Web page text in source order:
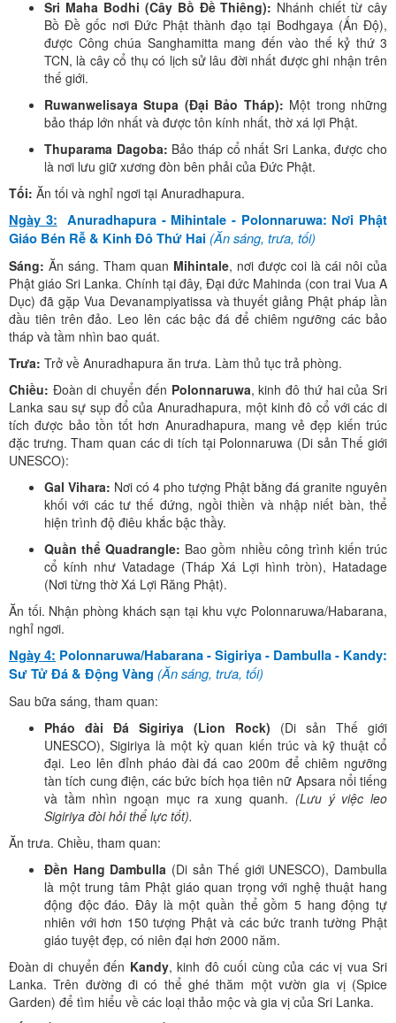
Sri Maha Bodhi (Cây Bồ Đề Thiêng): Nhánh chiết từ cây
Bồ Đề gốc nơi Đức Phật thành đạo tại Bodhgaya (Ấn Độ),
được Công chúa Sanghamitta mang đến vào thế kỷ thứ 3
TCN, là cây cổ thụ có lịch sử lâu đời nhất được ghi nhận trên
thế giới.
Ruwanwelisaya Stupa (Đại Bảo Tháp): Một trong những
bảo tháp lớn nhất và được tôn kính nhất, thờ xá lợi Phật.
Thuparama Dagoba: Bảo tháp cổ nhất Sri Lanka, được cho
là nơi lưu giữ xương đòn bên phải của Đức Phật.
Tối: Ăn tối và nghỉ ngơi tại Anuradhapura.
Ngày 3: Anuradhapura - Mihintale - Polonnaruwa: Nơi Phật
Giáo Bén Rễ & Kinh Đô Thứ Hai (Ăn sáng, trưa, tối)
Sáng: Ăn sáng. Tham quan Mihintale, nơi được coi là cái nôi của
Phật giáo Sri Lanka. Chính tại đây, Đại đức Mahinda (con trai Vua A
Dục) đã gặp Vua Devanampiyatissa và thuyết giảng Phật pháp lần
đầu tiên trên đảo. Leo lên các bậc đá để chiêm ngưỡng các bảo
tháp và tầm nhìn bao quát.
Trưa: Trở về Anuradhapura ăn trưa. Làm thủ tục trả phòng.
Chiều: Đoàn di chuyển đến Polonnaruwa, kinh đô thứ hai của Sri
Lanka sau sự sụp đổ của Anuradhapura, một kinh đô cổ với các di
tích được bảo tồn tốt hơn Anuradhapura, mang vẻ đẹp kiến trúc
đặc trưng. Tham quan các di tích tại Polonnaruwa (Di sản Thế giới
UNESCO):
Gal Vihara: Nơi có 4 pho tượng Phật bằng đá granite nguyên
khối với các tư thế đứng, ngồi thiền và nhập niết bàn, thể
hiện trình độ điêu khắc bậc thầy.
Quần thể Quadrangle: Bao gồm nhiều công trình kiến trúc
cổ kính như Vatadage (Tháp Xá Lợi hình tròn), Hatadage
(Nơi từng thờ Xá Lợi Răng Phật).
Ăn tối. Nhận phòng khách sạn tại khu vực Polonnaruwa/Habarana,
nghỉ ngơi.
Ngày 4: Polonnaruwa/Habarana - Sigiriya - Dambulla - Kandy:
Sư Tử Đá & Động Vàng (Ăn sáng, trưa, tối)
Sau bữa sáng, tham quan:
Pháo đài Đá Sigiriya (Lion Rock) (Di sản Thế giới
UNESCO), Sigiriya là một kỳ quan kiến trúc và kỹ thuật cổ
đại. Leo lên đỉnh pháo đài đá cao 200m để chiêm ngưỡng
tàn tích cung điện, các bức bích họa tiên nữ Apsara nổi tiếng
và tầm nhìn ngoạn mục ra xung quanh. (Lưu ý việc leo
Sigiriya đòi hỏi thể lực tốt).
Ăn trưa. Chiều, tham quan:
Đền Hang Dambulla (Di sản Thế giới UNESCO), Dambulla
là một trung tâm Phật giáo quan trọng với nghệ thuật hang
động độc đáo. Đây là một quần thể gồm 5 hang động tự
nhiên với hơn 150 tượng Phật và các bức tranh tường Phật
giáo tuyệt đẹp, có niên đại hơn 2000 năm.
Đoàn di chuyển đến Kandy, kinh đô cuối cùng của các vị vua Sri
Lanka. Trên đường đi có thể ghé thăm một vườn gia vị (Spice
Garden) để tìm hiểu về các loại thảo mộc và gia vị của Sri Lanka.